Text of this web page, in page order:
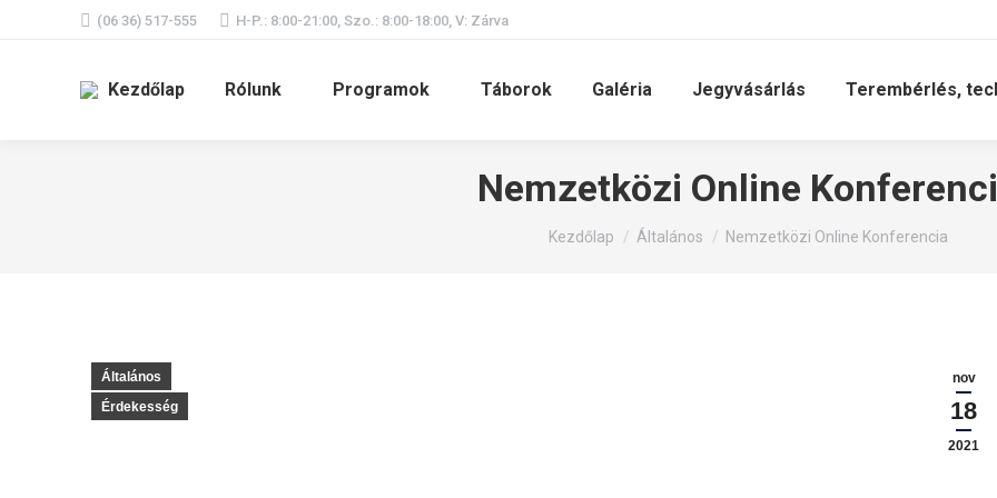
(06 36) 517-555 H-P.: 8:00-21:00, Szo.: 8:00-18:00, V: Zárva
Kezdőlap Rólunk Programok Táborok Galéria Jegyvásárlás Terembérlés,
Nemzetközi Online
You are here:
Kezdőlap Általános Nemzetközi Online Konferencia
nov
18
2021
Általános
Érdekesség